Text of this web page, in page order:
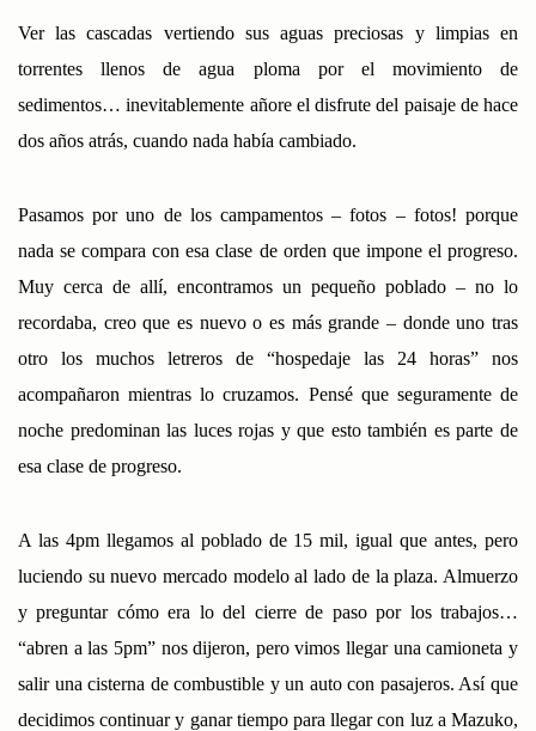
Ver las cascadas vertiendo sus aguas preciosas y limpias en
torrentes llenos de agua ploma por el movimiento de
sedimentos… inevitablemente añore el disfrute del paisaje de hace
dos años atrás, cuando nada había cambiado.
Pasamos por uno de los campamentos – fotos – fotos! porque
nada se compara con esa clase de orden que impone el progreso.
Muy cerca de allí, encontramos un pequeño poblado – no lo
recordaba, creo que es nuevo o es más grande – donde uno tras
otro los muchos letreros de “hospedaje las 24 horas” nos
acompañaron mientras lo cruzamos. Pensé que seguramente de
noche predominan las luces rojas y que esto también es parte de
esa clase de progreso.
A las 4pm llegamos al poblado de 15 mil, igual que antes, pero
luciendo su nuevo mercado modelo al lado de la plaza. Almuerzo
y preguntar cómo era lo del cierre de paso por los trabajos…
“abren a las 5pm” nos dijeron, pero vimos llegar una camioneta y
salir una cisterna de combustible y un auto con pasajeros. Así que
decidimos continuar y ganar tiempo para llegar con luz a Mazuko,